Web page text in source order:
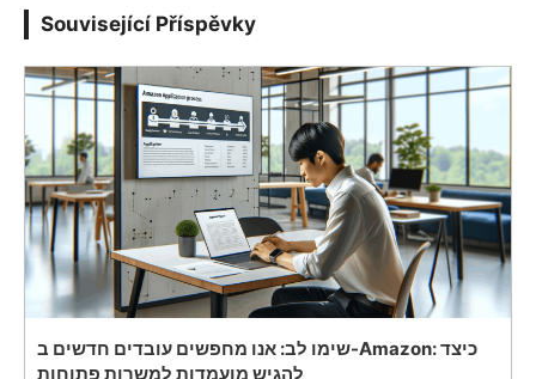
Související Příspěvky
שימו לב: אנו מחפשים עובדים חדשים ב-Amazon: כיצד
להגיש מועמדות למשרות פתוחות